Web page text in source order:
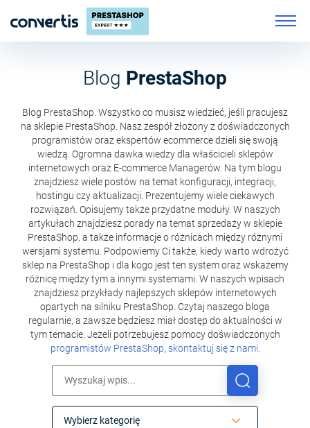
Blog PrestaShop
Blog PrestaShop. Wszystko co musisz wiedzieć, jeśli pracujesz
na sklepie PrestaShop. Nasz zespół złożony z doświadczonych
programistów oraz ekspertów ecommerce dzieli się swoją
wiedzą. Ogromna dawka wiedzy dla właścicieli sklepów
internetowych oraz E-commerce Managerów. Na tym blogu
znajdziesz wiele postów na temat konfiguracji, integracji,
hostingu czy aktualizacji. Prezentujemy wiele ciekawych
rozwiązań. Opisujemy także przydatne moduły. W naszych
artykułach znajdziesz porady na temat sprzedaży w sklepie
PrestaShop, a także informacje o różnicach między różnymi
wersjami systemu. Podpowiemy Ci także, kiedy warto wdrożyć
sklep na PrestaShop i dla kogo jest ten system oraz wskażemy
różnicę między tym a innymi systemami. W naszych wpisach
znajdziesz przykłady najlepszych sklepów internetowych
opartych na silniku PrestaShop. Czytaj naszego bloga
regularnie, a zawsze będziesz miał dostęp do aktualności w
tym temacie. Jeżeli potrzebujesz pomocy doświadczonych
programistów PrestaShop, skontaktuj się z nami
Wybierz kategorię